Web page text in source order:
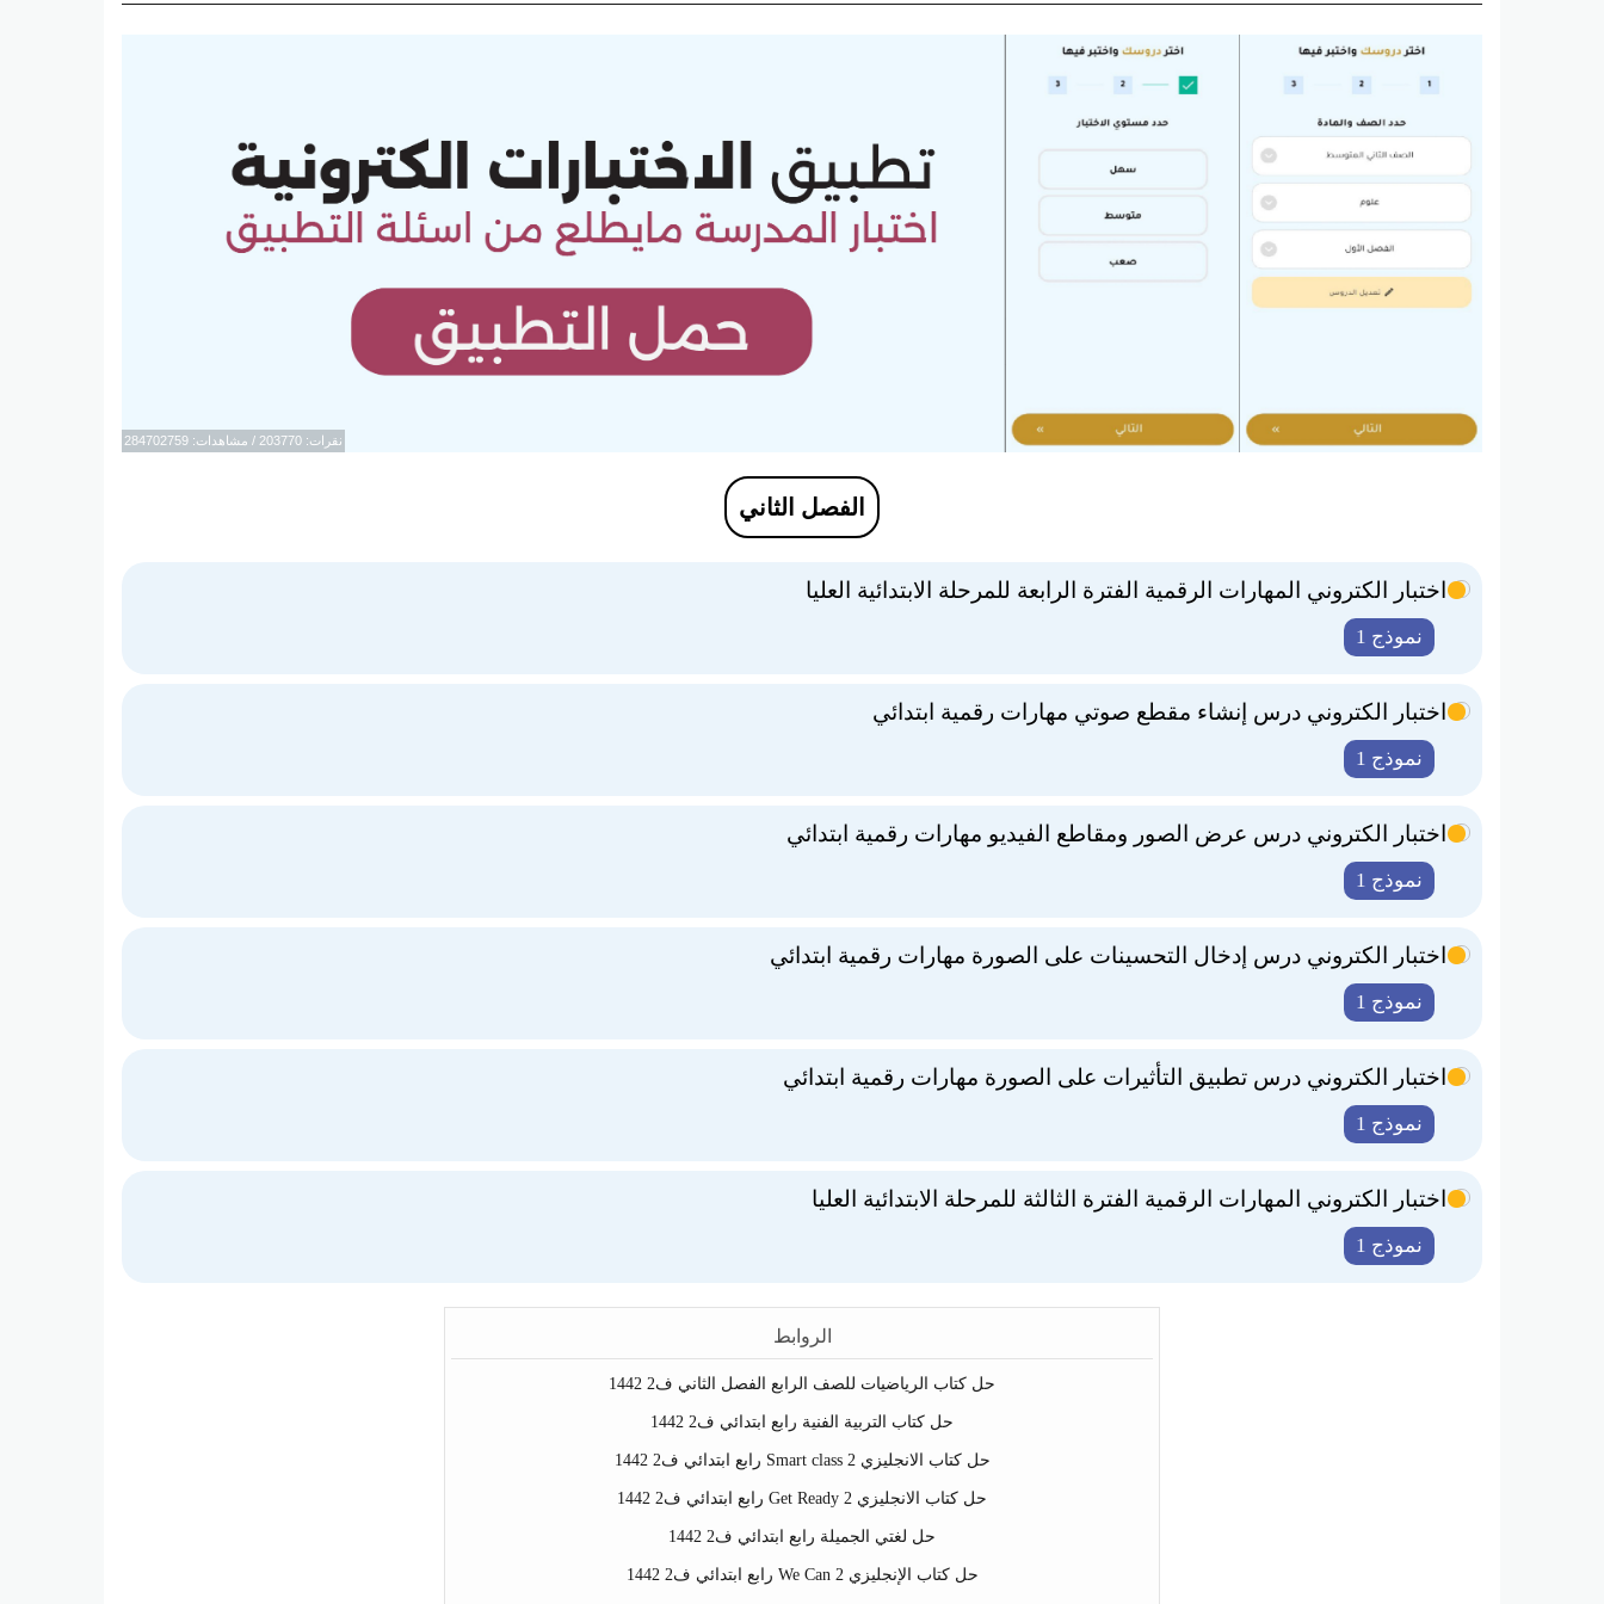
نقرات: 203770 / مشاهدات: 284702759
الفصل الثاني
اختبار الكتروني المهارات الرقمية الفترة الرابعة للمرحلة الابتدائية العليا
نموذج 1
اختبار الكتروني درس إنشاء مقطع صوتي مهارات رقمية ابتدائي
نموذج 1
اختبار الكتروني درس عرض الصور ومقاطع الفيديو مهارات رقمية ابتدائي
نموذج 1
اختبار الكتروني درس إدخال التحسينات على الصورة مهارات رقمية ابتدائي
نموذج 1
اختبار الكتروني درس تطبيق التأثيرات على الصورة مهارات رقمية ابتدائي
نموذج 1
اختبار الكتروني المهارات الرقمية الفترة الثالثة للمرحلة الابتدائية العليا
نموذج 1
الروابط
حل كتاب الرياضيات للصف الرابع الفصل الثاني ف2 1442
حل كتاب التربية الفنية رابع ابتدائي ف2 1442
حل كتاب الانجليزي Smart class 2 رابع ابتدائي ف2 1442
حل كتاب الانجليزي Get Ready 2 رابع ابتدائي ف2 1442
حل لغتي الجميلة رابع ابتدائي ف2 1442
حل كتاب الإنجليزي We Can 2 رابع ابتدائي ف2 1442